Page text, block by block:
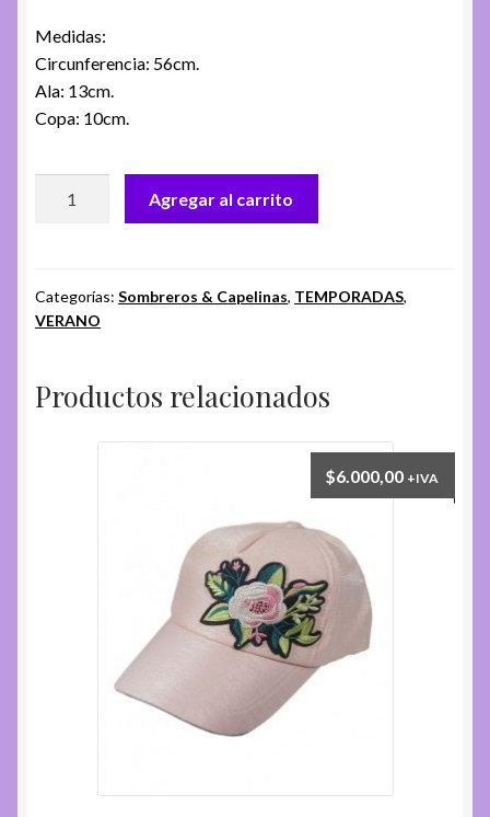
Medidas:
Circunferencia: 56cm.
Ala: 13cm.
Copa: 10cm.
MARRÓN
cantidad
Agregar al carrito
Categorías: Sombreros & Capelinas, TEMPORADAS,
VERANO
Productos relacionados
$6.000,00 +IVA